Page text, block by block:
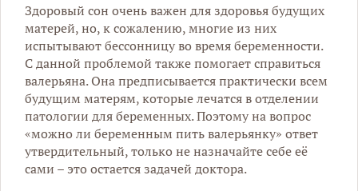
Здоровый сон очень важен для здоровья будущих
матерей, но, к сожалению, многие из них
испытывают бессонницу во время беременности.
С данной проблемой также помогает справиться
валерьяна. Она предписывается практически всем
будущим матерям, которые лечатся в отделении
патологии для беременных. Поэтому на вопрос
«можно ли беременным пить валерьянку» ответ
утвердительный, только не назначайте себе её
сами – это остается задачей доктора.